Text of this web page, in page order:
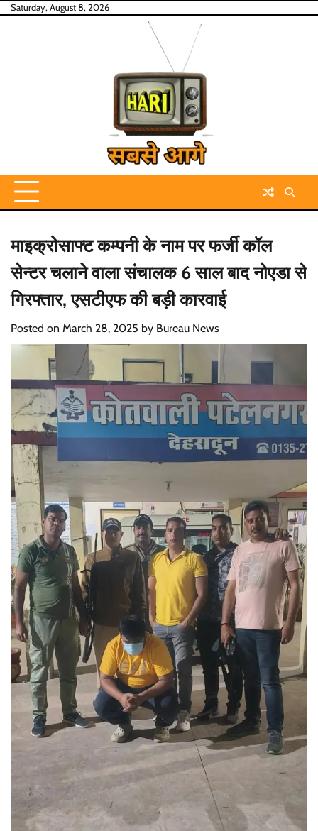
SkipSaturday, August 8, 2026
माइक्रोसाफ्ट कम्पनी के नाम पर फर्जी कॉल
सेन्टर चलाने वाला संचालक 6 साल बाद नोएडा से
गिरफ्तार, एसटीएफ की बड़ी कारवाई
Posted on March 28, 2025 by Bureau News